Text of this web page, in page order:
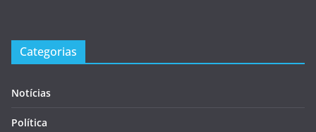
Categorias
Notícias
Política